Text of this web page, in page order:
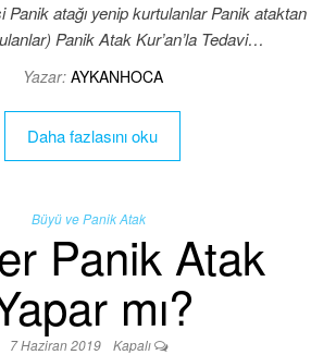
atağı yenip kurtulanlar Panik ataktan
Panik Atak Kur’an’la Tedavi…
Yazar: AYKANHOCA
Daha fazlasını oku
Büyü ve Panik Atak
Panik Atak
mı?
7 Haziran 2019 Kapalı